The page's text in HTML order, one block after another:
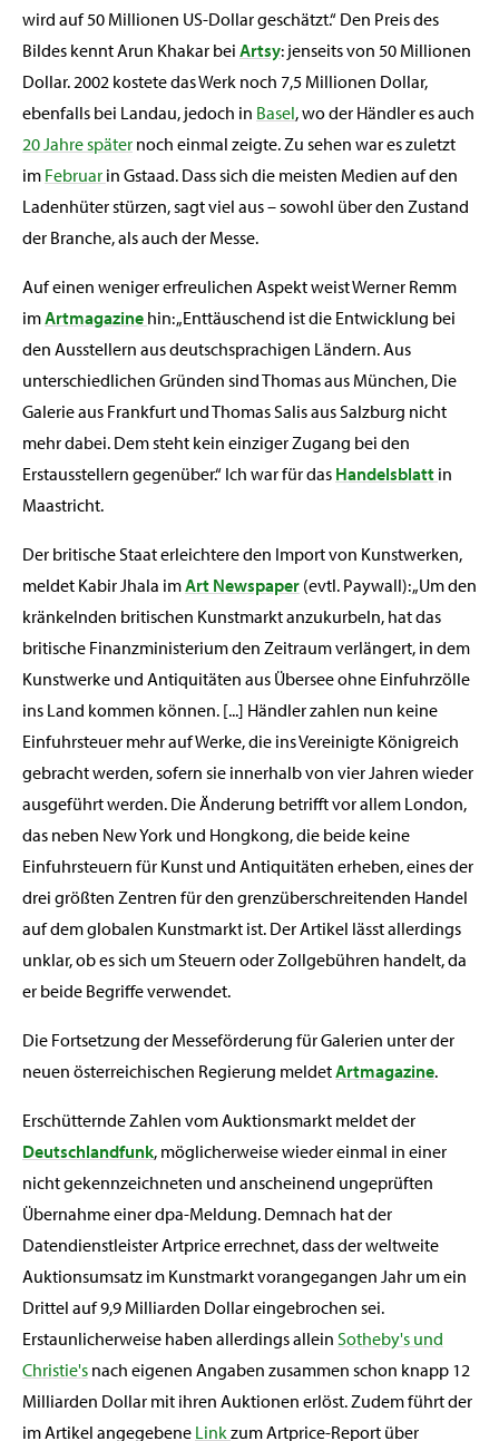
wird auf 50 Millionen US-Dollar geschätzt.“ Den Preis des
Bildes kennt Arun Khakar bei Artsy: jenseits von 50 Millionen
Dollar. 2002 kostete das Werk noch 7,5 Millionen Dollar,
ebenfalls bei Landau, jedoch in Basel, wo der Händler es auch
20 Jahre später noch einmal zeigte. Zu sehen war es zuletzt
im Februar in Gstaad. Dass sich die meisten Medien auf den
Ladenhüter stürzen, sagt viel aus – sowohl über den Zustand
der Branche, als auch der Messe.
Auf einen weniger erfreulichen Aspekt weist Werner Remm
imArtmagazine hin: „Enttäuschend ist die Entwicklung bei
den Ausstellern aus deutschsprachigen Ländern. Aus
unterschiedlichen Gründen sind Thomas aus München, Die
Galerie aus Frankfurt und Thomas Salis aus Salzburg nicht
mehr dabei. Dem steht kein einziger Zugang bei den
Erstausstellern gegenüber.“ Ich war für das Handelsblatt in
Maastricht.
Der britische Staat erleichtere den Import von Kunstwerken,
meldet Kabir Jhala imArt Newspaper (evtl. Paywall): „Um den
kränkelnden britischen Kunstmarkt anzukurbeln, hat das
britische Finanzministerium den Zeitraum verlängert, in dem
Kunstwerke und Antiquitäten aus Übersee ohne Einfuhrzölle
ins Land kommen können. [...] Händler zahlen nun keine
Einfuhrsteuer mehr auf Werke, die ins Vereinigte Königreich
gebracht werden, sofern sie innerhalb von vier Jahren wieder
ausgeführt werden. Die Änderung betrifft vor allem London,
das neben New York und Hongkong, die beide keine
Einfuhrsteuern für Kunst und Antiquitäten erheben, eines der
drei größten Zentren für den grenzüberschreitenden Handel
auf dem globalen Kunstmarkt ist. Der Artikel lässt allerdings
unklar, ob es sich um Steuern oder Zollgebühren handelt, da
er beide Begriffe verwendet.
Die Fortsetzung der Messeförderung für Galerien unter der
neuen österreichischen Regierung meldetArtmagazine.
Erschütternde Zahlen vom Auktionsmarkt meldet der
Deutschlandfunk, möglicherweise wieder einmal in einer
nicht gekennzeichneten und anscheinend ungeprüften
Übernahme einer dpa-Meldung. Demnach hat der
Datendienstleister Artprice errechnet, dass der weltweite
Auktionsumsatz im Kunstmarkt vorangegangen Jahr um ein
Drittel auf 9,9 Milliarden Dollar eingebrochen sei.
Erstaunlicherweise haben allerdings allein Sotheby's und
Christie's nach eigenen Angaben zusammen schon knapp 12
Milliarden Dollar mit ihren Auktionen erlöst. Zudem führt der
im Artikel angegebene Link zum Artprice-Report über